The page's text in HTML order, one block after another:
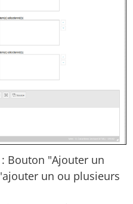
: Bouton "Ajouter un
un ou plusieurs